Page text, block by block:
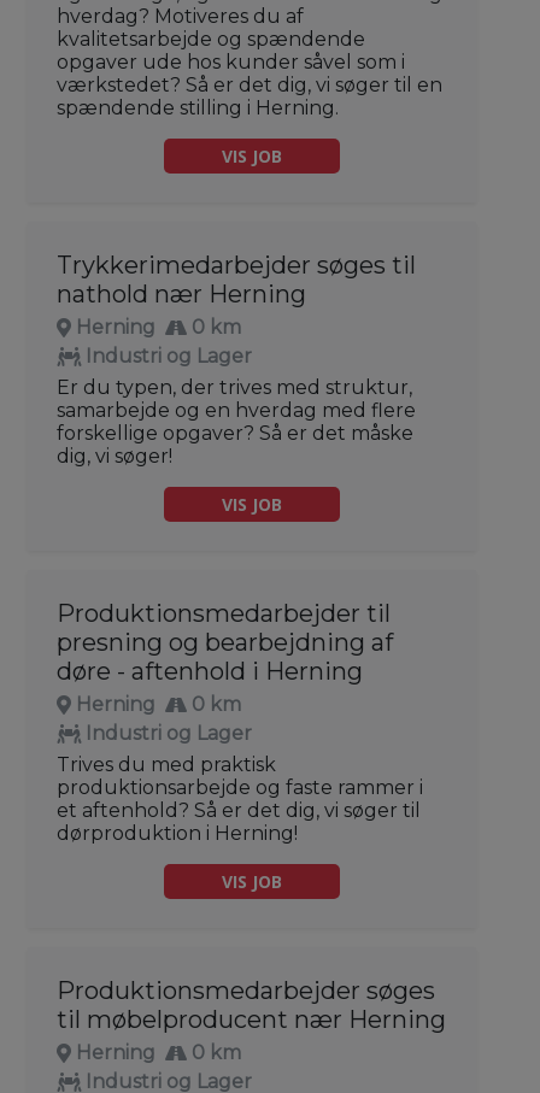
hverdag? Motiveres du af
kvalitetsarbejde og spændende
opgaver ude hos kunder såvel som i
værkstedet? Så er det dig, vi søger til en
spændende stilling i Herning.
VIS JOB
Trykkerimedarbejder søges til
nathold nær Herning
Herning
0 km
Industri og Lager
Er du typen, der trives med struktur,
samarbejde og en hverdag med flere
forskellige opgaver? Så er det måske
dig, vi søger!
VIS JOB
Produktionsmedarbejder til
presning og bearbejdning af
døre - aftenhold i Herning
Herning
0 km
Industri og Lager
Trives du med praktisk
produktionsarbejde og faste rammer i
et aftenhold? Så er det dig, vi søger til
dørproduktion i Herning!
VIS JOB
Produktionsmedarbejder søges
til møbelproducent nær Herning
Herning
0 km
Industri og Lager